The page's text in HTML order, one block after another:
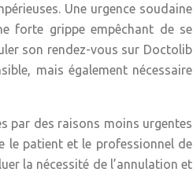
Une urgence soudaine
forte grippe empêchant de se
son rendez-vous sur Doctolib
mais également nécessaire
par des raisons moins urgentes
le patient et le professionnel de
la nécessité de l’annulation et